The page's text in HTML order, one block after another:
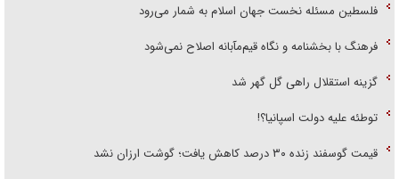
فلسطین مسئله نخست جهان اسلام به شمار می‌رود
فرهنگ با بخشنامه و نگاه قیم‌مآبانه اصلاح نمی‌شود
گزینه استقلال راهی گل گهر شد
توطئه علیه دولت اسپانیا؟!
قیمت گوسفند زنده ۳۰ درصد کاهش یافت؛ گوشت ارزان نشد